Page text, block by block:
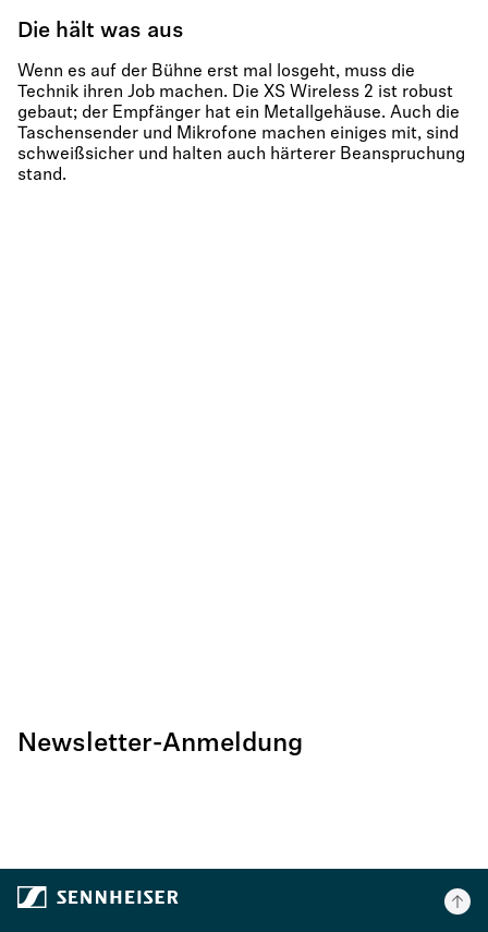
Die hält was aus
Wenn es auf der Bühne erst mal losgeht, muss die
Technik ihren Job machen. Die XS Wireless 2 ist robust
gebaut; der Empfänger hat ein Metallgehäuse. Auch die
Taschensender und Mikrofone machen einiges mit, sind
schweißsicher und halten auch härterer Beanspruchung
stand.
Newsletter-Anmeldung